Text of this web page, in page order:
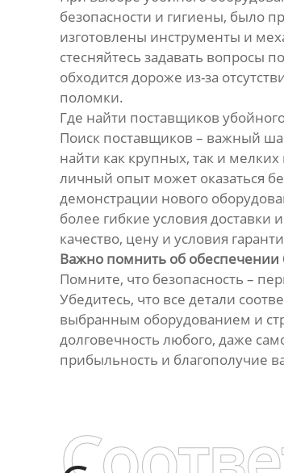
безопасности и гигиены, было
изготовлены инструменты и
стесняйтесь задавать вопросы
обходится дороже из-за
поломки.
Где найти поставщиков
Поиск поставщиков – важный
найти как крупных, так и
личный опыт может оказаться
демонстрации нового
более гибкие условия
качество, цену и условия
Важно помнить об обеспечении
Помните, что безопасность –
Убедитесь, что все детали
выбранным оборудованием и
долговечность любого, даже
прибыльность и благополучие